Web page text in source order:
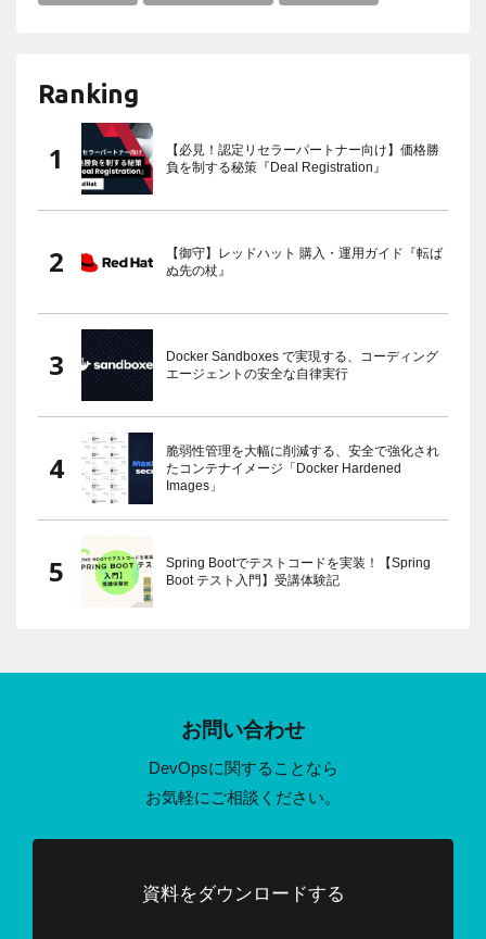
Ranking
【必見！認定リセラーパートナー向け】価格勝
負を制する秘策『Deal Registration』
【御守】レッドハット 購入・運用ガイド『転ば
ぬ先の杖』
Docker Sandboxes で実現する、コーディング
エージェントの安全な自律実行
脆弱性管理を大幅に削減する、安全で強化され
たコンテナイメージ「Docker Hardened
Images」
Spring Bootでテストコードを実装！【Spring
Boot テスト入門】受講体験記
お問い合わせ
DevOpsに関することなら
お気軽にご相談ください。
資料をダウンロードする